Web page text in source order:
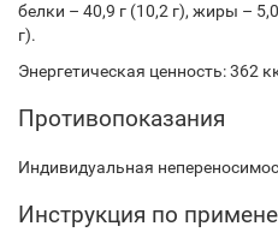
белки – 40,9 г (10,2 г), жиры –
г).
Энергетическая ценность: 362
Противопоказания
Индивидуальная
Инструкция по